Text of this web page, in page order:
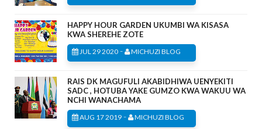
HAPPY HOUR GARDEN UKUMBI WA KISASA
KWA SHEREHE ZOTE
JUL 29 2020 - MICHUZI BLOG
RAIS DK MAGUFULI AKABIDHIWA UENYEKITI
SADC , HOTUBA YAKE GUMZO KWA WAKUU WA
NCHI WANACHAMA
AUG 17 2019 - MICHUZI BLOG